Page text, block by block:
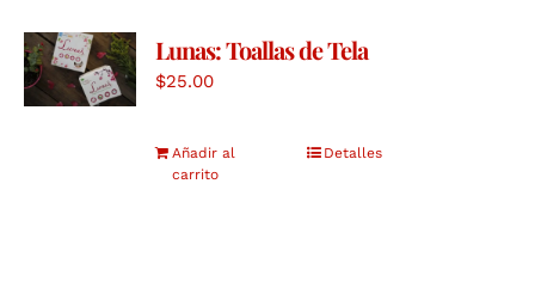
Lunas: Toallas de Tela
$25.00
Añadir al
carrito
Detalles